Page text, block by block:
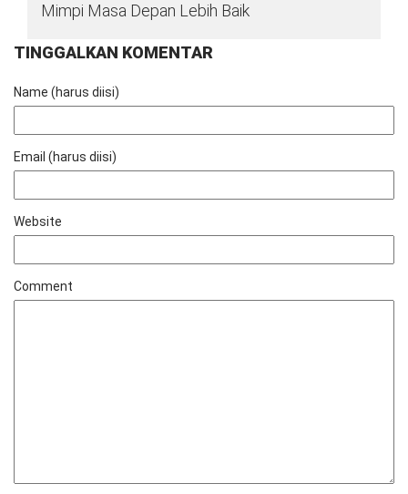
Mimpi Masa Depan Lebih Baik
TINGGALKAN KOMENTAR
Name (harus diisi)
Email (harus diisi)
Website
Comment